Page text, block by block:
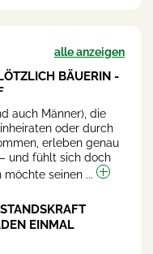
alle anzeigen
BÄUERIN -
auch Männer), die
oder durch
erleben genau
und fühlt sich doch
seinen ...
EINMAL